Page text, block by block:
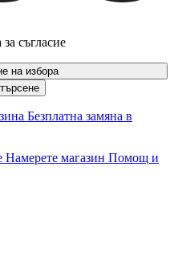
съгласие
на избора
Безплатна замяна в
Намерете магазин Помощ и